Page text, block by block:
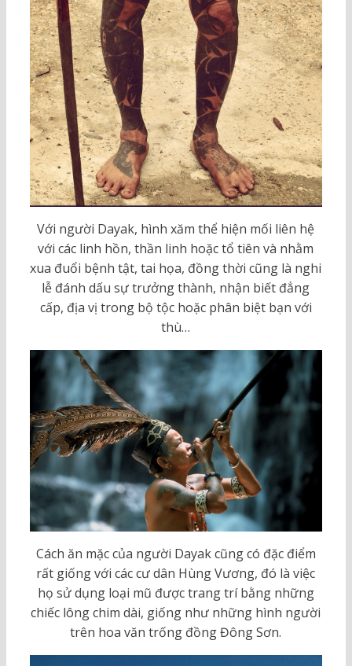
Với người Dayak, hình xăm thể hiện mối liên hệ
với các linh hồn, thần linh hoặc tổ tiên và nhằm
xua đuổi bệnh tật, tai họa, đồng thời cũng là nghi
lễ đánh dấu sự trưởng thành, nhận biết đẳng
cấp, địa vị trong bộ tộc hoặc phân biệt bạn với
thù…
Cách ăn mặc của người Dayak cũng có đặc điểm
rất giống với các cư dân Hùng Vương, đó là việc
họ sử dụng loại mũ được trang trí bằng những
chiếc lông chim dài, giống như những hình người
trên hoa văn trống đồng Đông Sơn.